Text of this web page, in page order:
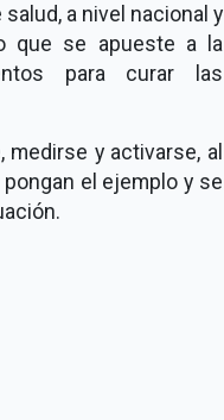
a nivel nacional y
que se apueste a la
para curar las
y activarse, al
el ejemplo y se